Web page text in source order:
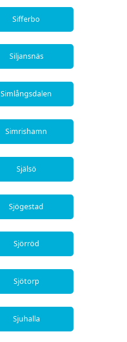
Sifferbo
Siljansnäs
Simlångsdalen
Simrishamn
Själsö
Sjögestad
Sjörröd
Sjötorp
Sjuhalla